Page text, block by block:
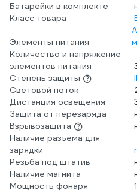
Батарейки в комплекте
Класс товара
Элементы питания
Количество и напряжение
элементов питания
Степень защиты
Световой поток
Дистанция освещения
Защита от перезаряда
Взрывозащита
Наличие разъема для
зарядки
Резьба под штатив
Наличие магнита
Мощность фонаря